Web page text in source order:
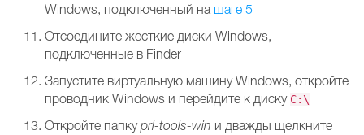
Windows, подключенный на шаге 5
Отсоедините жесткие диски Windows,
подключенные в Finder
Запустите виртуальную машину Windows, откройте
проводник Windows и перейдите к диску C:\
Откройте папкуprl-tools-win и дважды щелкните